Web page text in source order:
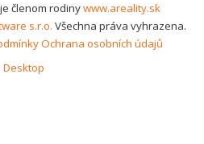
členom rodinywww.areality.sk
s.r.o. Všechna práva vyhrazena.
Ochrana osobních údajů
Desktop